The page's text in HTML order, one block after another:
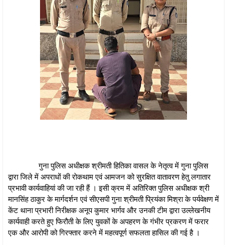
गुना पुलिस अधीक्षक श्रीमती हितिका वासल के नेतृत्व में गुना पुलिस
द्वारा जिले में अपराधों की रोकथाम एवं आमजन को सुरक्षित वातावरण हेतु लगातार
प्रभावी कार्यवाहियां की जा रही हैं । इसी क्रम में अतिरिक्‍त पुलिस अधीक्षक श्री
मानसिंह ठाकुर के मार्गदर्शन एवं सीएसपी गुना श्रीमती प्रियंका मिश्रा के पर्यवेक्षण में
केंट थाना प्रभारी निरीक्षक अनूप कुमार भार्गव और उनकी टीम द्वारा उल्लेखनीय
कार्यवाही करते हुए फिरौती के लिए युवकों के अपहरण के गंभीर प्रकरण में फरार
एक और आरोपी को गिरफ्तार करने में महत्वपूर्ण सफलता हासिल की गई है ।